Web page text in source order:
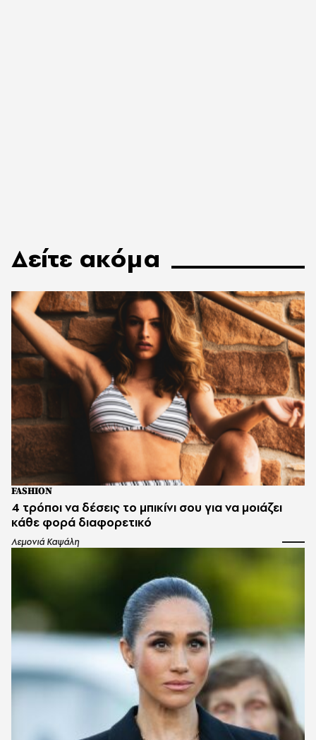
Δείτε ακόμα
FASHION
4 τρόποι να δέσεις το μπικίνι σου για να μοιάζει
κάθε φορά διαφορετικό
Λεμονιά Καψάλη